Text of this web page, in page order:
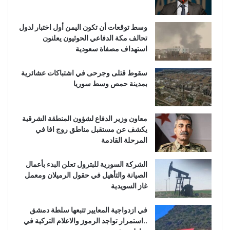
وسط توقعات أن تكون اليمن أول اختبار لدول
تحالف مكة الدفاعي الحوثيون يعلنون
استهداف مصفاة سعودية
سقوط قتلى وجرحى في اشتباكات عشائرية
بمدينة حمص وسط سوريا
معاون وزير الدفاع لشؤون المنطقة الشرقية
يكشف عن مستقبل مناطق روج افا في
المرحلة القادمة
الشركة السورية للبترول تعلن البدء بأعمال
الصيانة والتأهيل في حقول الرميلان ومعمل
غاز السويدية
في ازدواجية المعايير تتبعها سلطة دمشق
..استمرار تواجد الرموز والاعلام التركية في